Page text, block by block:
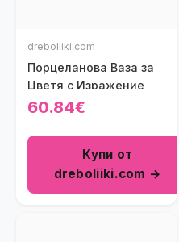
dreboliiki.com
Порцеланова Ваза за
Цветя с Изражение
60.84€
Купи от
dreboliiki.com →